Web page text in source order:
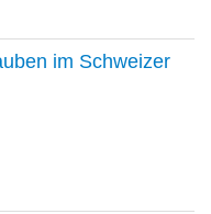
im Schweizer